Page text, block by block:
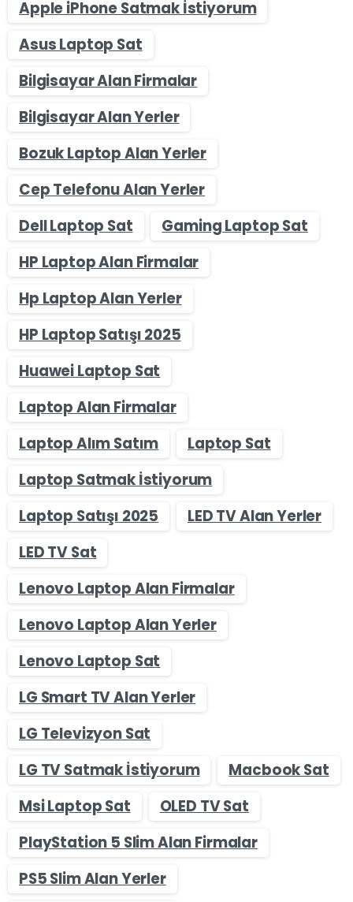
Apple iPhone Satmak İstiyorum
Asus Laptop Sat
Bilgisayar Alan Firmalar
Bilgisayar Alan Yerler
Bozuk Laptop Alan Yerler
Cep Telefonu Alan Yerler
Dell Laptop Sat
Gaming Laptop Sat
HP Laptop Alan Firmalar
Hp Laptop Alan Yerler
HP Laptop Satışı 2025
Huawei Laptop Sat
Laptop Alan Firmalar
Laptop Alım Satım
Laptop Sat
Laptop Satmak İstiyorum
Laptop Satışı 2025
LED TV Alan Yerler
LED TV Sat
Lenovo Laptop Alan Firmalar
Lenovo Laptop Alan Yerler
Lenovo Laptop Sat
LG Smart TV Alan Yerler
LG Televizyon Sat
LG TV Satmak İstiyorum
Macbook Sat
Msi Laptop Sat
OLED TV Sat
PlayStation 5 Slim Alan Firmalar
PS5 Slim Alan Yerler